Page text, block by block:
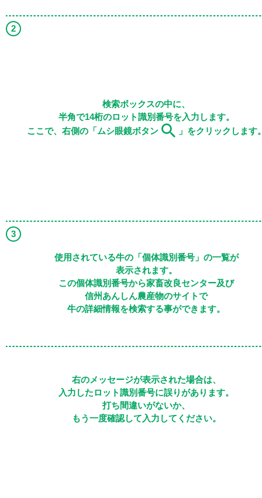
検索ボックスの中に、
半角で14桁のロット識別番号を入力します。
ここで、右側の「ムシ眼鏡ボタン
」をクリックします
使用されている牛の「個体識別番号」の一覧が
表示されます。
この個体識別番号から家畜改良センター及び
信州あんしん農産物のサイトで
牛の詳細情報を検索する事ができます。
右のメッセージが表示された場合は、
入力したロット識別番号に誤りがあります。
打ち間違いがないか、
もう一度確認して入力してください。